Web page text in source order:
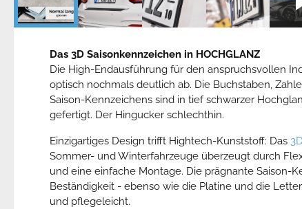
Das 3D Saisonkennzeichen in HOCHGLANZ
Die High-Endausführung für den anspruchsvollen
optisch nochmals deutlich ab. Die Buchstaben,
Saison-Kennzeichens sind in tief schwarzer
gefertigt. Der Hingucker schlechthin.
Einzigartiges Design trifft Hightech-Kunststoff: Das
Sommer- und Winterfahrzeuge überzeugt durch
und eine einfache Montage. Die prägnante Saison-
Beständigkeit - ebenso wie die Platine und die
und pflegeleicht.